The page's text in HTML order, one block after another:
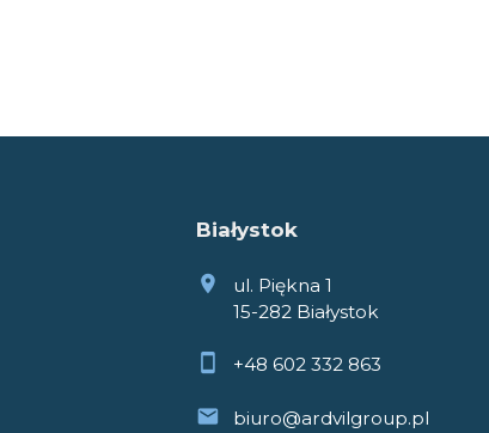
Białystok
ul. Piękna 1
15-282 Białystok
+48 602 332 863
biuro@ardvilgroup.pl